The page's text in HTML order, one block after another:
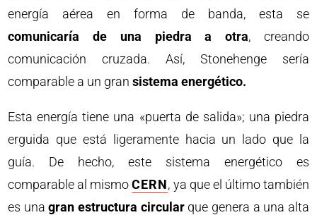
energía aérea en forma de banda, esta se
comunicaría de una piedra a otra, creando
comunicación cruzada. Así, Stonehenge sería
comparable a un gransistema energético.
Esta energía tiene una «puerta de salida»; una piedra
erguida que está ligeramente hacia un lado que la
guía. De hecho, este sistema energético es
comparable al mismoCERN, ya que el último también
es unagran estructura circularque genera a una alta